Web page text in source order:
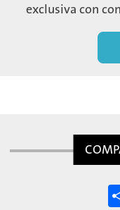
exclusiva con